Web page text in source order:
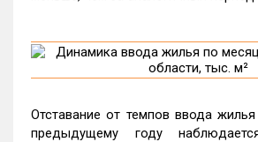
Отставание от темпов ввода
предыдущему году